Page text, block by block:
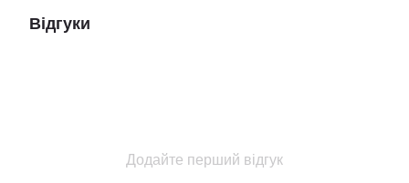
Відгуки
Додайте перший відгук